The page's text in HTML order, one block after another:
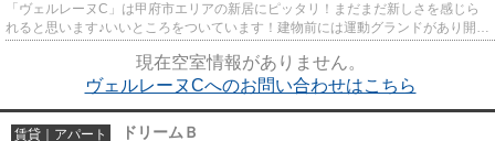
「ヴェルレーヌC」は甲府市エリアの新居にピッタリ！まだまだ新しさを感じら
れると思います♪いいところをついています！建物前には運動グランドがあり開放
現在空室情報がありません。
ヴェルレーヌCへのお問い合わせはこちら
賃貸｜アパート ドリームＢ